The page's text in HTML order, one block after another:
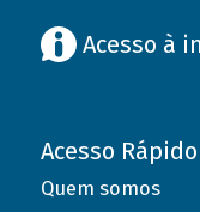
Acesso à
Acesso Rápido
Quem somos